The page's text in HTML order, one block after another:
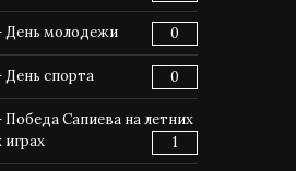
День молодежи 0
День спорта 0
Победа Сапиева на летних
1